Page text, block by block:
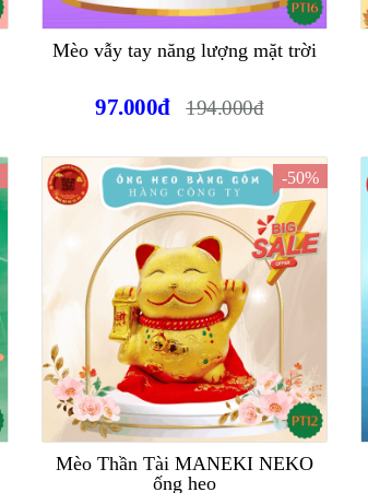
Mèo vẫy tay năng lượng mặt trời
97.000đ 194.000đ
-50%
Mèo Thần Tài MANEKI NEKO
ống heo